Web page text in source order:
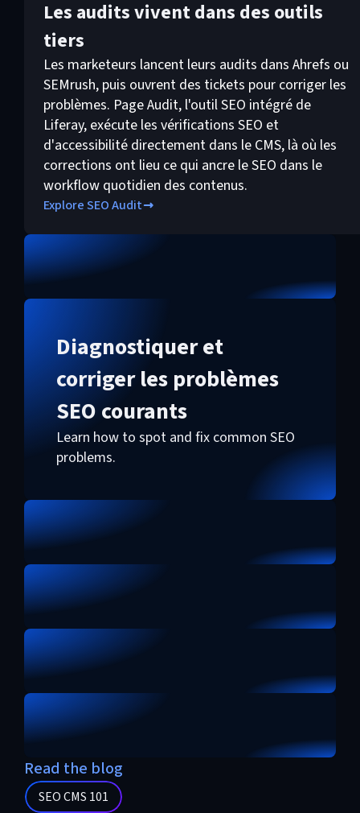
Les audits vivent dans des outils
tiers
Les marketeurs lancent leurs audits dans Ahrefs ou
SEMrush, puis ouvrent des tickets pour corriger les
problèmes. Page Audit, l'outil SEO intégré de
Liferay, exécute les vérifications SEO et
d'accessibilité directement dans le CMS, là où les
corrections ont lieu ce qui ancre le SEO dans le
workflow quotidien des contenus.
Explore SEO Audit
Diagnostiquer et
corriger les problèmes
SEO courants
Learn how to spot and fix common SEO
problems.
Read the blog
SEO CMS 101